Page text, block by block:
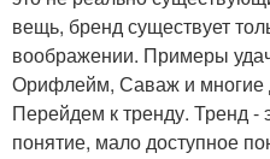
вещь, бренд существует
воображении. Примеры
Орифлейм, Саваж и многие
Перейдем к тренду. Тренд -
понятие, мало доступное